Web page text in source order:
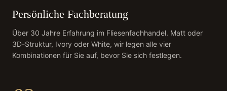
Persönliche Fachberatung
Über 30 Jahre Erfahrung im Fliesenfachhandel. Matt oder
3D-Struktur, Ivory oder White, wir legen alle vier
Kombinationen für Sie auf, bevor Sie sich festlegen.